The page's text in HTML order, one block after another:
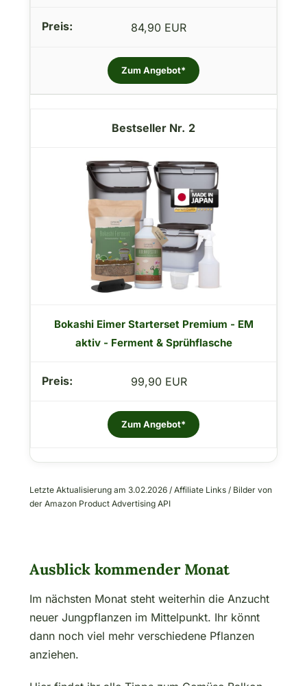
84,90 EUR
Zum Angebot*
2
Bokashi Eimer Starterset Premium - EM
aktiv - Ferment & Sprühflasche
99,90 EUR
Zum Angebot*
Letzte Aktualisierung am 3.02.2026 / Affiliate Links / Bilder von
der Amazon Product Advertising API
Ausblick kommender Monat
Im nächsten Monat steht weiterhin die Anzucht
neuer Jungpflanzen im Mittelpunkt. Ihr könnt
dann noch viel mehr verschiedene Pflanzen
anziehen.